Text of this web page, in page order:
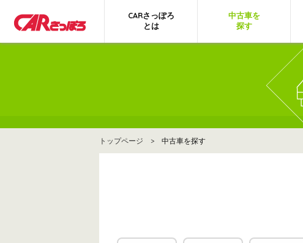
CARさっぽろ
とは
中古車を
探す
トップページ > 中古車を探す